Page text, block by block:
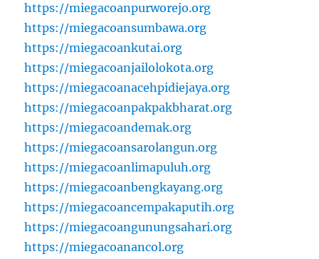
https://miegacoanpurworejo.org
https://miegacoansumbawa.org
https://miegacoankutai.org
https://miegacoanjailolokota.org
https://miegacoanacehpidiejaya.org
https://miegacoanpakpakbharat.org
https://miegacoandemak.org
https://miegacoansarolangun.org
https://miegacoanlimapuluh.org
https://miegacoanbengkayang.org
https://miegacoancempakaputih.org
https://miegacoangunungsahari.org
https://miegacoanancol.org